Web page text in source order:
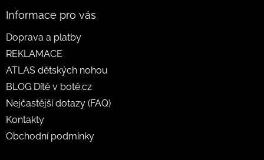
Informace pro vás
Doprava a platby
REKLAMACE
ATLAS dětských nohou
BLOG Dítě v botě.cz
Nejčastější dotazy (FAQ)
Kontakty
Obchodní podmínky